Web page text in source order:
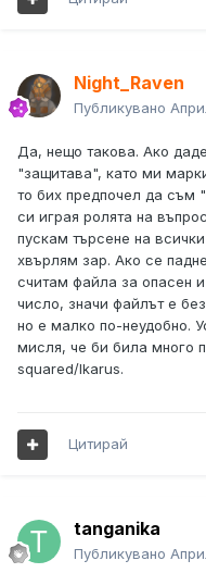
Night_Raven
Публикувано
Да, нещо такова. Ако
"защитава", като ми
то бих предпочел да съм
си играя ролята на
пускам търсене на
хвърлям зар. Ако се
считам файла за опасен
число, значи файлът е
но е малко по-неудобно.
мисля, че би била много
squared/Ikarus.
Цитирай
tanganika
Публикувано